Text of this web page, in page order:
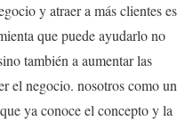
y atraer a más clientes es
que puede ayudarlo no
también a aumentar las
el negocio. nosotros como un
ya conoce el concepto y la